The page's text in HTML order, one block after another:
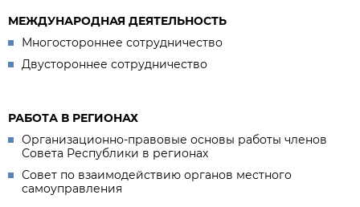
МЕЖДУНАРОДНАЯ ДЕЯТЕЛЬНОСТЬ
Многостороннее сотрудничество
Двустороннее сотрудничество
РАБОТА В РЕГИОНАХ
Организационно-правовые основы работы членов
Совета Республики в регионах
Совет по взаимодействию органов местного
самоуправления